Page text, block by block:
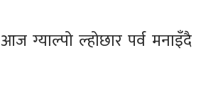
आज ग्याल्पो ल्होछार पर्व मनाइँदै